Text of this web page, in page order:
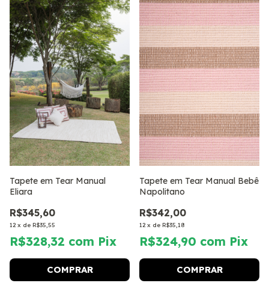
Tapete em Tear Manual
Eliara
R$345,60
12 x de R$35,55
R$328,32 com Pix
COMPRAR
Tapete em Tear Manual Bebê
Napolitano
R$342,00
12 x de R$35,18
R$324,90 com Pix
COMPRAR